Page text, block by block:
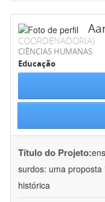
COORDENADOR(A)
CIÊNCIAS HUMANAS
Educação
Título do Projeto:
surdos: uma
histórica